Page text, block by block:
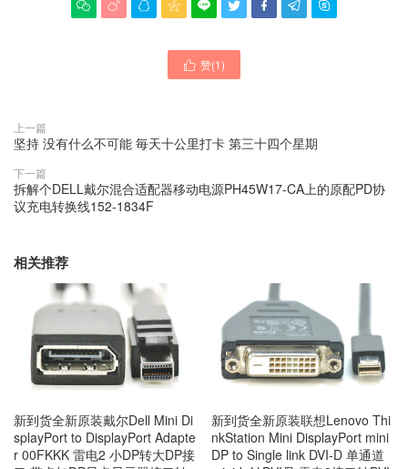
        
 赞(1)
上一篇
坚持 没有什么不可能 毎天十公里打卡 第三十四个星期
下一篇
拆解个DELL戴尔混合适配器移动电源PH45W17-CA上的原配PD协
议充电转换线152-1834F
相关推荐
新到货全新原装戴尔Dell Mini Di
splayPort to DisplayPort Adapte
r 00FKKK 雷电2 小DP转大DP接
新到货全新原装联想Lenovo Thi
nkStation Mini DisplayPort mini
DP to Single link DVI-D 单通道